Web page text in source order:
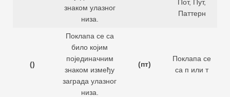
знаком улазног
низа.
Пот, Пут,
Паттерн
()
Поклапа се са
било којим
појединачним
знаком између
заграда улазног
низа.
(пт)
Поклапа се
са п или т